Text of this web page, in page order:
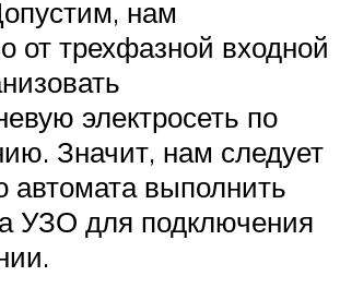
нам
от трехфазной входной
электросеть по
Значит, нам следует
автомата выполнить
УЗО для подключения